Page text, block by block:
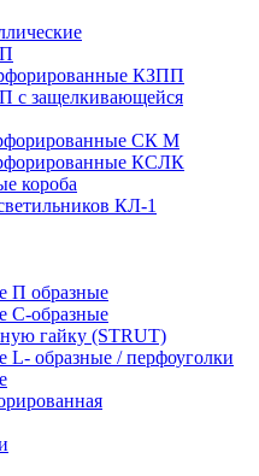
КЗПП
с защелкивающейся
СК М
КСЛК
короба
КЛ-1
П образные
C-образные
гайку (STRUT)
образные / перфоуголки